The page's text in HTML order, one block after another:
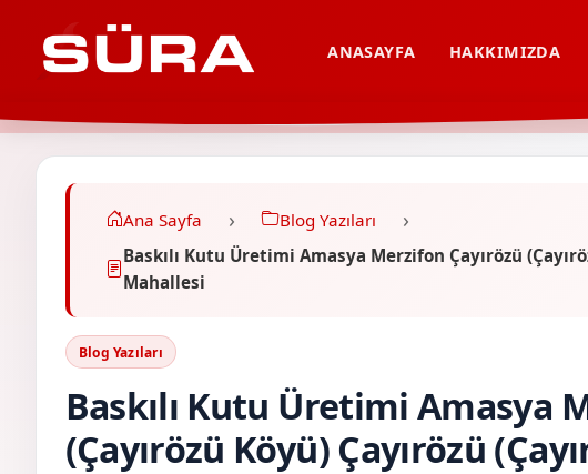
ANASAYFA HAKKIMIZDA
Ana Sayfa
Blog Yazıları
Baskılı Kutu Üretimi Amasya Merzifon Çayırözü
Mahallesi
Blog Yazıları
Baskılı Kutu Üretimi Amasya
(Çayırözü Köyü) Çayırözü